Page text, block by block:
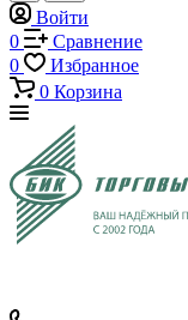
Войти
0
Сравнение
0
Избранное
0 Корзина